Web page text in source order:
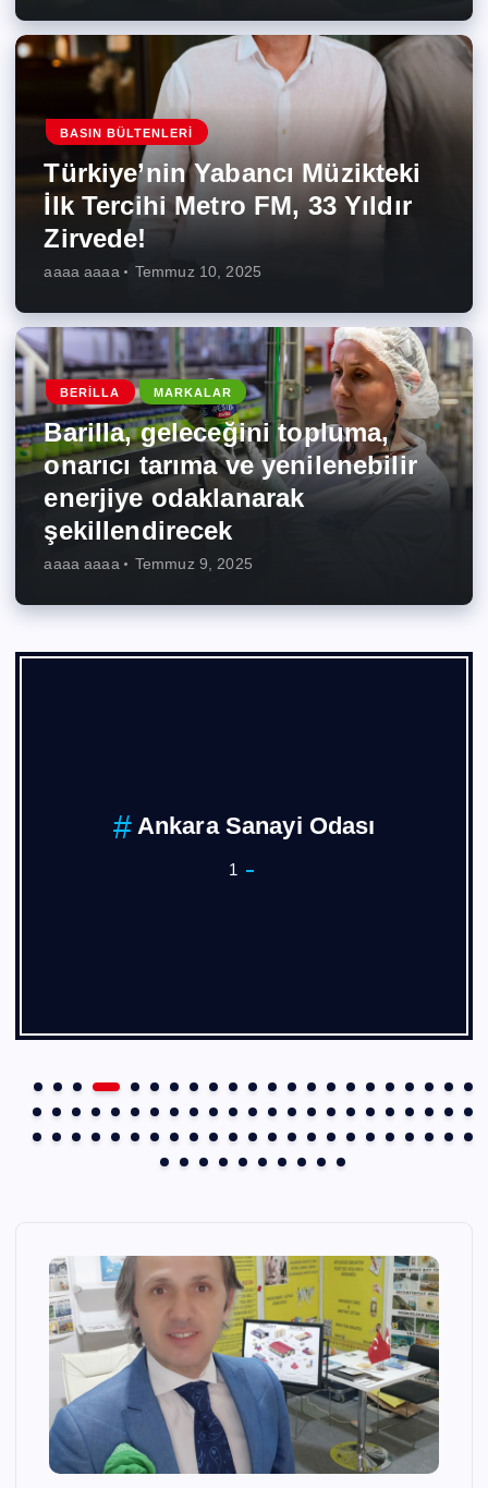
BASIN BÜLTENLERI
Türkiye’nin Yabancı Müzikteki
İlk Tercihi Metro FM, 33 Yıldır
Zirvede!
aaaa aaaa Temmuz 10, 2025
BERILLA MARKALAR
Barilla, geleceğini topluma,
onarıcı tarıma ve yenilenebilir
enerjiye odaklanarak
şekillendirecek
aaaa aaaa Temmuz 9, 2025
Ankara Sanayi Odası
1